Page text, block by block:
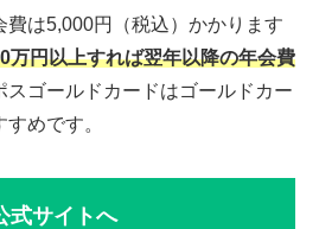
費は5,000円（税込）かかります
万円以上すれば翌年以降の年会費
スゴールドカードはゴールドカー
めです。
式サイトへ